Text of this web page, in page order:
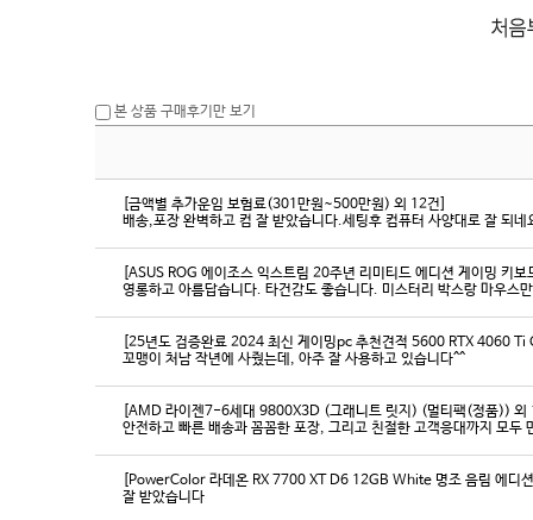
본 상품 구매후기만 보기
[금액별 추가운임 보험료(301만원~500만원) 외 12건]
배송,포장 완벽하고 컴 잘 받았습니다.세팅후 컴퓨터 사양대로 잘 되
[ASUS ROG 에이조스 익스트림 20주년 리미티드 에디션 게이밍 키
영롱하고 아름답습니다. 타건감도 좋습니다. 미스터리 박스랑 마우스
[25년도 검증완료 2024 최신 게이밍pc 추천견적 5600 RTX 4060
꼬맹이 처남 작년에 사줬는데, 아주 잘 사용하고 있습니다^^
[AMD 라이젠7-6세대 9800X3D (그래니트 릿지) (멀티팩(정품)) 외
[PowerColor 라데온 RX 7700 XT D6 12GB White 명조 음림 에디
잘 받았습니다